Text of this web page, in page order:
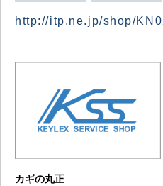
http://itp.ne.jp/shop/
カギの丸正